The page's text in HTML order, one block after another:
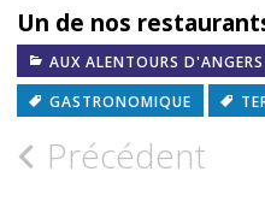
Un de nos
AUX ALENTOURS D'ANGERS
GASTRONOMIQUE
N Précédent